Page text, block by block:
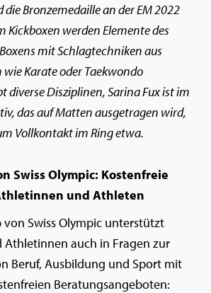
Bronzemedaille an der EM 2022
Kickboxen werden Elemente des
mit Schlagtechniken aus
Karate oder Taekwondo
diverse Disziplinen, Sarina Fux ist im
das auf Matten ausgetragen wird,
Vollkontakt im Ring etwa.
Swiss Olympic: Kostenfreie
und Athleten
Swiss Olympic unterstützt
auch in Fragen zur
Beruf, Ausbildung und Sport mit
Beratungsangeboten: